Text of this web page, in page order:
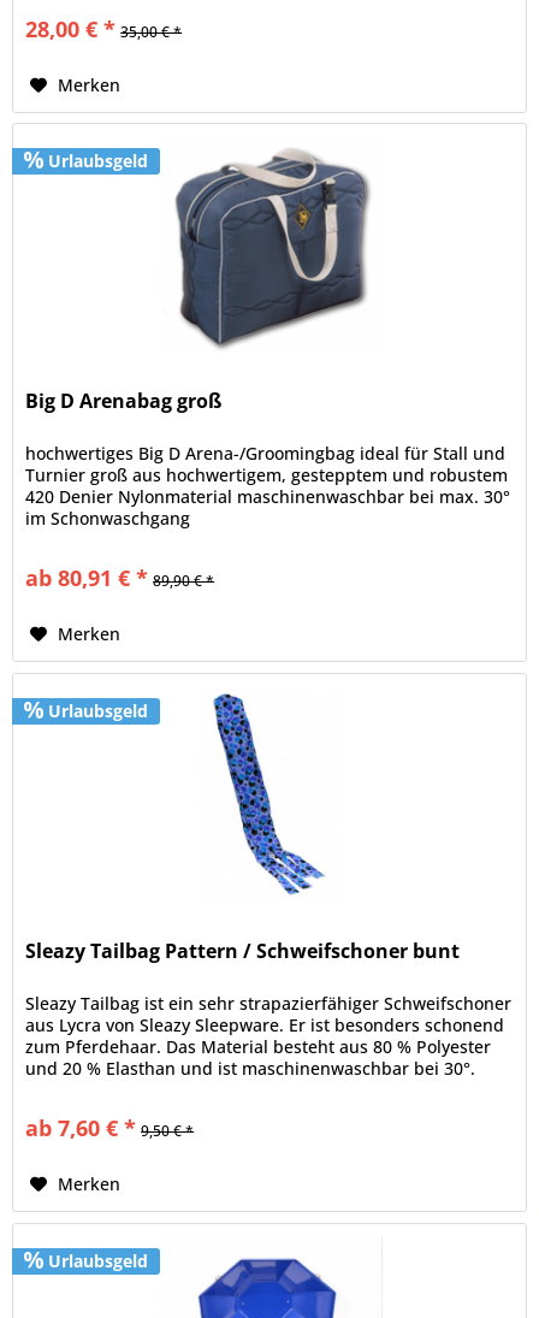
28,00 € * 35,00 € *
Merken
Urlaubsgeld
Big D Arenabag groß
hochwertiges Big D Arena-/Groomingbag ideal für Stall und
Turnier groß aus hochwertigem, gestepptem und robustem
420 Denier Nylonmaterial maschinenwaschbar bei max. 30°
im Schonwaschgang
ab 80,91 € * 89,90 € *
Merken
Urlaubsgeld
Sleazy Tailbag Pattern / Schweifschoner bunt
Sleazy Tailbag ist ein sehr strapazierfähiger Schweifschoner
aus Lycra von Sleazy Sleepware. Er ist besonders schonend
zum Pferdehaar. Das Material besteht aus 80 % Polyester
und 20 % Elasthan und ist maschinenwaschbar bei 30°.
ab 7,60 € * 9,50 € *
Merken
Urlaubsgeld